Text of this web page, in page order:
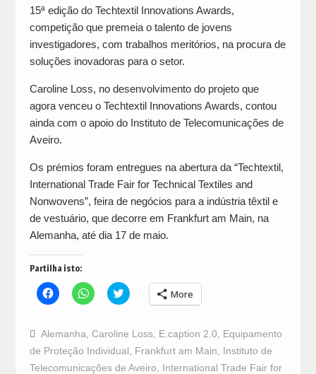
15ª edição do Techtextil Innovations Awards,
competição que premeia o talento de jovens
investigadores, com trabalhos meritórios, na procura de
soluções inovadoras para o setor.
Caroline Loss, no desenvolvimento do projeto que
agora venceu o Techtextil Innovations Awards, contou
ainda com o apoio do Instituto de Telecomunicações de
Aveiro.
Os prémios foram entregues na abertura da “Techtextil,
International Trade Fair for Technical Textiles and
Nonwovens”, feira de negócios para a indústria têxtil e
de vestuário, que decorre em Frankfurt am Main, na
Alemanha, até dia 17 de maio.
Partilha isto:
Click
to
Facebook
(Opens
in
new
window)
Click
to
WhatsApp
(Opens
new
window)
Click
to
Twitter
(Opens
in
new
window)
More
Alemanha Caroline Loss, E.caption 2.0
Equipamento
de Proteção Individual
Frankfurt am Main
Instituto de
Telecomunicações de Aveiro
International Trade Fair for